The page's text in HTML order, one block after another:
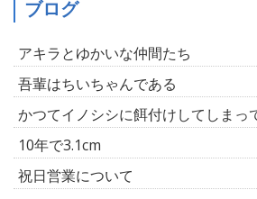
ブログ
アキラとゆかいな仲間たち
吾輩はちいちゃんである
かつてイノシシに餌付けしてしまっ
10年で3.1cm
祝日営業について